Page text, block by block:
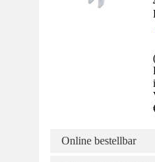
Online bestellbar